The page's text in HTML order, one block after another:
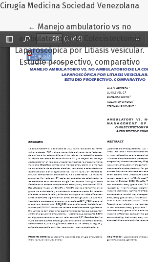
Cirugía Medicina Sociedad Venezolana
← Volver a los detalles del artículo
Manejo ambulatorio vs no
ambulatorio de la Colecistectomia
Laparoscópica por Litiasis vesicular.
Estudio prospectivo, comparativo